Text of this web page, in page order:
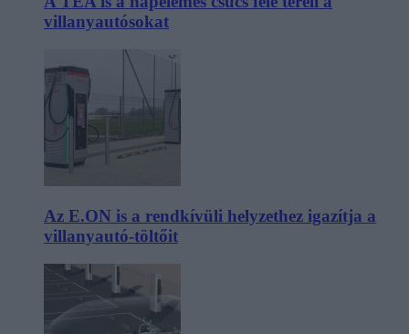
villanyautósokat
Az E.ON is a rendkívüli helyzethez igazítja a
villanyautó-töltőit